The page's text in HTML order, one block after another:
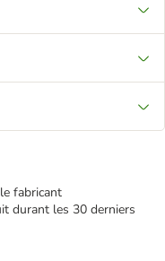
fabricant
durant les 30 derniers